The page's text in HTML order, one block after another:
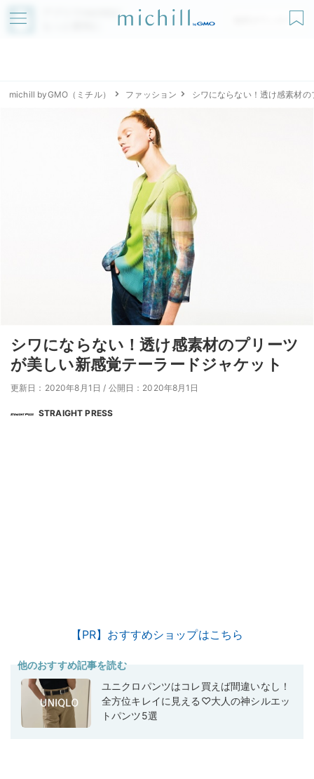
アプリでmichillが
無料ダウンロード
michill byGMO（ミチル） ファッション シワにならない！透け感素材
シワにならない！透け感素材のプリーツ
が美しい新感覚テーラードジャケット
更新日：2020年8月1日 / 公開日：2020年8月1日
STRAIGHT PRESS
【PR】おすすめショップはこちら
他のおすすめ記事を読む
ユニクロパンツはコレ買えば間違いなし！
全方位キレイに見える♡大人の神シルエッ
トパンツ5選